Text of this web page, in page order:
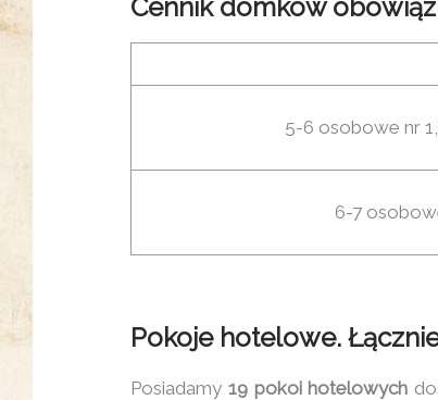
Cennik domków
5-6 osobowe nr
6-7
Pokoje hotelowe.
Posiadamy 19 pokoi hotelowych